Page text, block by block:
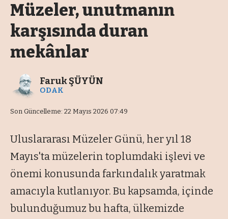
Müzeler, unutmanın
karşısında duran
mekânlar
Son Güncelleme: 22 Mayıs 2026 07:49
Faruk ŞÜYÜN
ODAK
Uluslararası Müzeler Günü, her yıl 18
Mayıs'ta müzelerin toplumdaki işlevi ve
önemi konusunda farkındalık yaratmak
amacıyla kutlanıyor. Bu kapsamda, içinde
bulunduğumuz bu hafta, ülkemizde